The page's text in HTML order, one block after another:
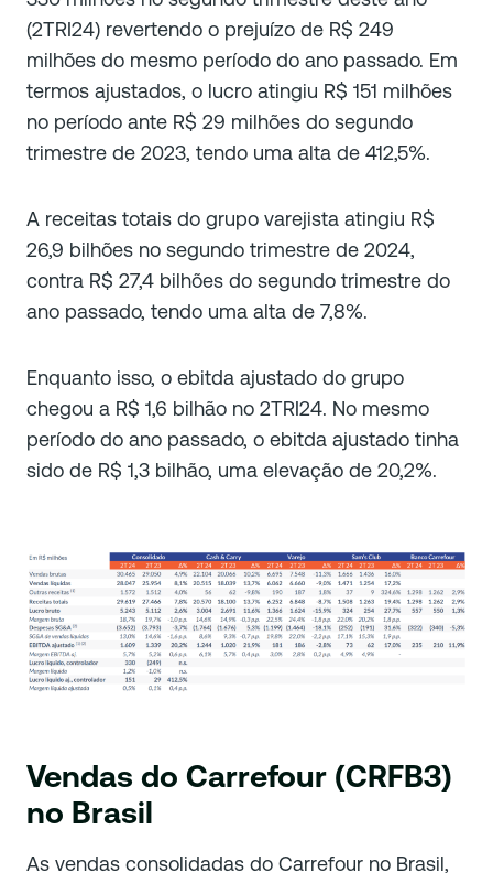
(2TRI24) revertendo o prejuízo de R$ 249
milhões do mesmo período do ano passado. Em
termos ajustados, o lucro atingiu R$ 151 milhões
no período ante R$ 29 milhões do segundo
trimestre de 2023, tendo uma alta de 412,5%.
A receitas totais do grupo varejista atingiu R$
26,9 bilhões no segundo trimestre de 2024,
contra R$ 27,4 bilhões do segundo trimestre do
ano passado, tendo uma alta de 7,8%.
Enquanto isso, o ebitda ajustado do grupo
chegou a R$ 1,6 bilhão no 2TRI24. No mesmo
período do ano passado, o ebitda ajustado tinha
sido de R$ 1,3 bilhão, uma elevação de 20,2%.
Vendas do Carrefour (CRFB3)
no Brasil
As vendas consolidadas do Carrefour no Brasil,